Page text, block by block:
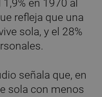
en 1970 al
refleja que una
sola, y el 28%
señala que, en
sola con menos